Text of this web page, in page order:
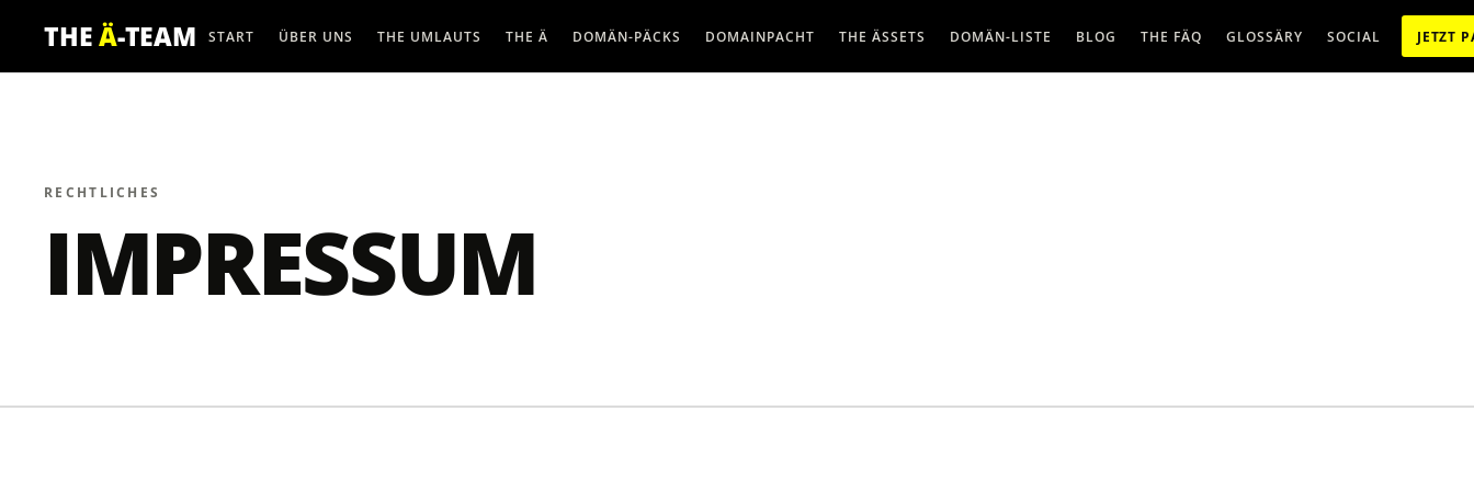
THEÄ-TEAM START ÜBER UNS THE UMLAUTS THE Ä DOMÄN-PÄCKS DOMAINPACHT THE ÄSSETS DOMÄN-LISTE BLOG THE FÄQ GLOSSÄRY SOCIAL JETZT
RECHTLICHES
IMPRESSUM